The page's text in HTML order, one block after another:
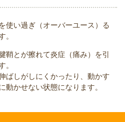
使い過ぎ（オーバーユース）る
。
鞘とが擦れて炎症（痛み）を引
。
ばしがしにくかったり、動かす
動かせない状態になります。